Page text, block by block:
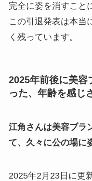
完全に姿を消すこと
この引退発表は本当
く残っています。
2025年前後に美容
った、年齢を感じ
江角さんは美容ブラ
て、久々に公の場に
2025年2月23日に更